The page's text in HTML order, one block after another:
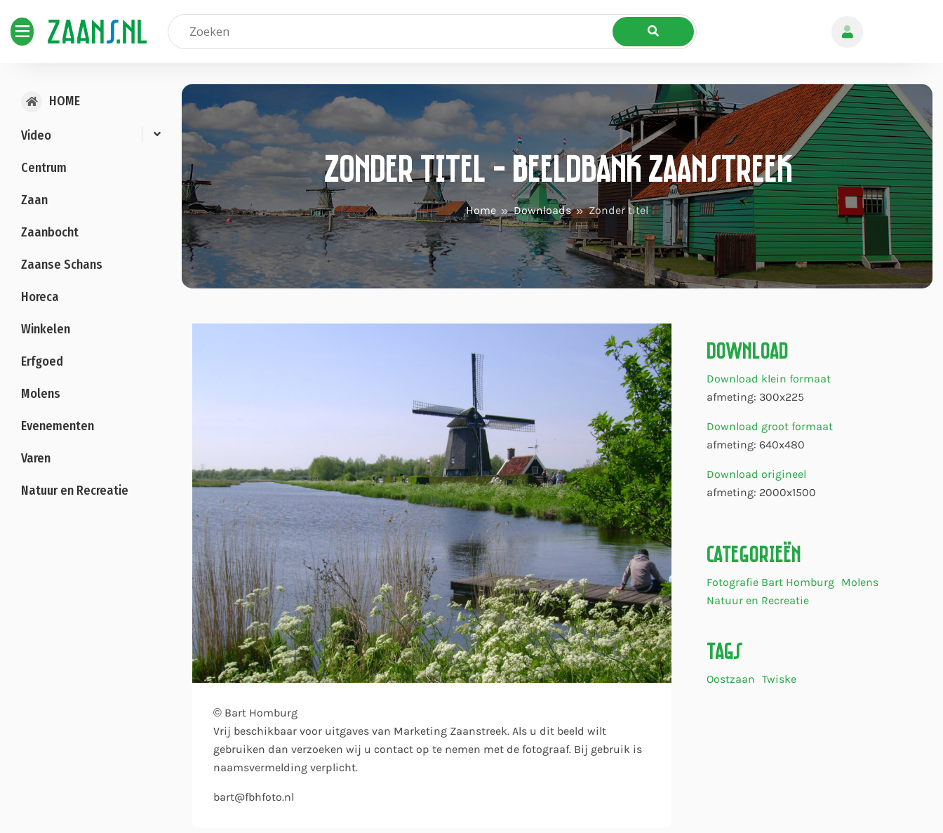
HOME
Video
Centrum
Zaan
Zaanbocht
Zaanse Schans
Horeca
Winkelen
Erfgoed
Molens
Evenementen
Varen
Natuur en Recreatie
Zonder titel - Beeldbank Zaanstreek
Home Downloads Zonder titel
© Bart Homburg
Vrij beschikbaar voor uitgaves van Marketing Zaanstreek. Als u dit beeld wilt
gebruiken dan verzoeken wij u contact op te nemen met de fotograaf. Bij gebruik is
naamsvermelding verplicht.
bart@fbhfoto.nl
Download
Download klein formaat
afmeting: 300x225
Download groot formaat
afmeting: 640x480
Download origineel
afmeting: 2000x1500
Categorieën
Fotografie Bart Homburg Molens
Natuur en Recreatie
Tags
Oostzaan Twiske